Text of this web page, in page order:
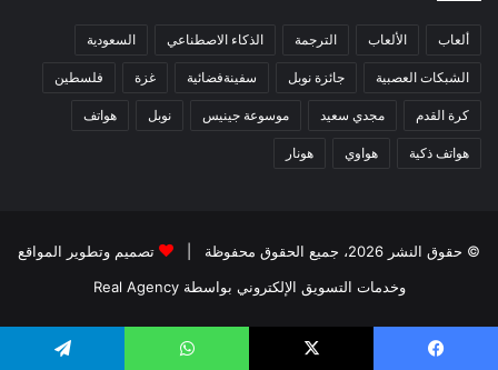
ألعاب الألعاب الترجمة الذكاء الاصطناعي السعودية
الشبكات العصبية جائزة نوبل سفينةفضائية غزة فلسطين
كرة القدم مجدي سعيد موسوعة جينيس نوبل هواتف
هواتف ذكية هواوي هونار
© حقوق النشر 2026، جميع الحقوق محفوظة |
تصميم وتطوير المواقع
وخدمات التسويق الإلكتروني بواسطة Real Agency